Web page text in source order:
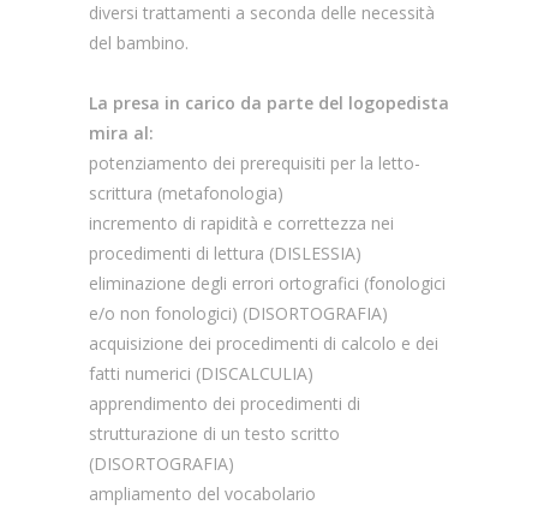
diversi trattamenti a seconda delle necessità
del bambino.
La presa in carico da parte del logopedista
mira al:
potenziamento dei prerequisiti per la letto-
scrittura (metafonologia)
incremento di rapidità e correttezza nei
procedimenti di lettura (DISLESSIA)
eliminazione degli errori ortografici (fonologici
e/o non fonologici) (DISORTOGRAFIA)
acquisizione dei procedimenti di calcolo e dei
fatti numerici (DISCALCULIA)
apprendimento dei procedimenti di
strutturazione di un testo scritto
(DISORTOGRAFIA)
ampliamento del vocabolario